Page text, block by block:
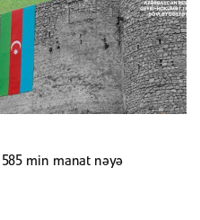
585 min manat nəyə